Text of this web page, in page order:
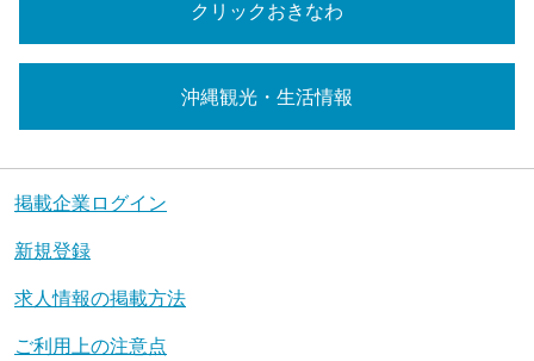
クリックおきなわ
沖縄観光・生活情報
掲載企業ログイン
新規登録
求人情報の掲載方法
ご利用上の注意点